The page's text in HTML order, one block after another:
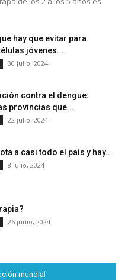
hay que evitar para
jóvenes...
30 julio, 2024
contra el dengue:
provincias que...
22 julio, 2024
a casi todo el país y hay...
8 julio, 2024
26 junio, 2024
mundial